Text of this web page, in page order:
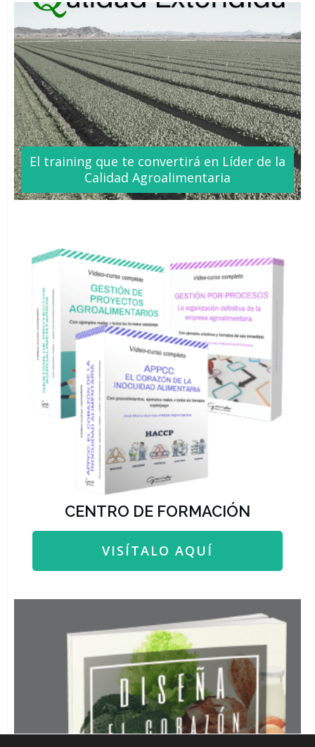
El training que te convertirá en Líder de la
Calidad Agroalimentaria
CENTRO DE FORMACIÓN
VISÍTALO AQUÍ